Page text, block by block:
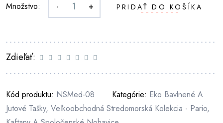
Množstvo: - + PRIDAŤ DO KOŠÍKA
Zdieľať:
Kód produktu: NSMed-08 Kategórie: Eko Bavlnené A
Jutové Tašky, Veľkoobchodná Stredomorská Kolekcia - Pario,